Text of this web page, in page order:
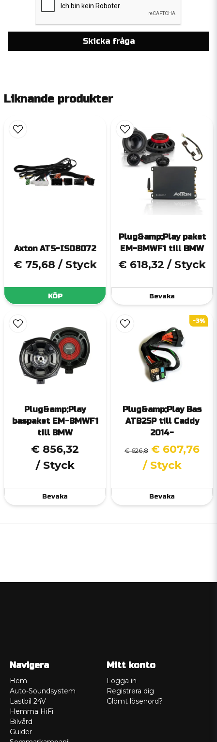
Skicka fråga
Liknande produkter
Axton ATS-ISO8072
€ 75,68 / Styck
KÖP
Plug&amp;Play paket
EM-BMWF1 till BMW
€ 618,32 / Styck
Bevaka
Plug&amp;Play
baspaket EM-BMWF1
till BMW
€ 856,32
/ Styck
Bevaka
Plug&amp;Play Bas
ATB25P till Caddy
2014-
€ 626,8 € 607,76
/ Styck
Bevaka
-3%
Navigera
Hem
Auto-Soundsystem
Lastbil 24V
Hemma HiFi
Bilvård
Guider
Mitt konto
Logga in
Registrera dig
Glömt lösenord?